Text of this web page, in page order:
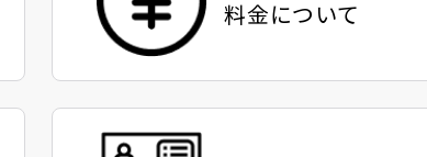
料金について